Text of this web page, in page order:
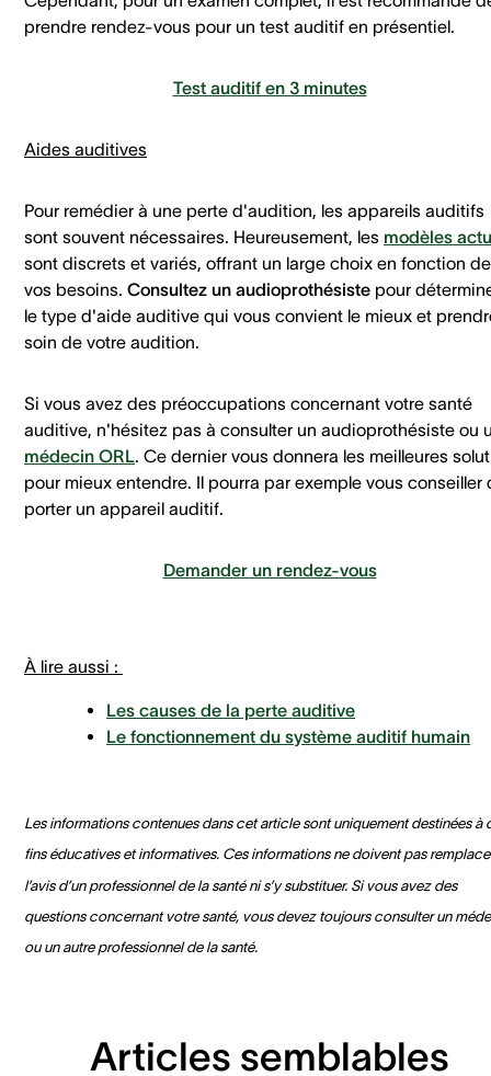
prendre rendez-vous pour un test auditif en présentiel.
Test auditif en 3 minutes
Aides auditives
Pour remédier à une perte d'audition, les appareils auditifs
sont souvent nécessaires. Heureusement, les modèles
sont discrets et variés, offrant un large choix en fonction de
vos besoins. Consultez un audioprothésiste pour
le type d'aide auditive qui vous convient le mieux et
soin de votre audition.
Si vous avez des préoccupations concernant votre santé
auditive, n'hésitez pas à consulter un audioprothésiste ou
médecin ORL. Ce dernier vous donnera les meilleures
pour mieux entendre. Il pourra par exemple vous conseiller
porter un appareil auditif.
Demander un rendez-vous
À lire aussi :
Les causes de la perte auditive
Le fonctionnement du système auditif humain
Les informations contenues dans cet article sont uniquement destinées à
fins éducatives et informatives. Ces informations ne doivent pas
l’avis d’un professionnel de la santé ni s’y substituer. Si vous avez des
questions concernant votre santé, vous devez toujours consulter un
ou un autre professionnel de la santé.
Articles semblables